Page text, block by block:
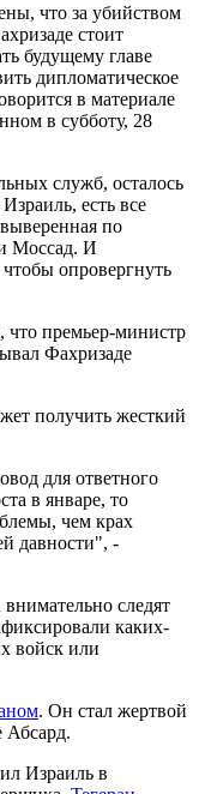
что за убийством
стоит
будущему главе
дипломатическое
в материале
в субботу, 28
служб, осталось
есть все
по
Моссад. И
чтобы опровергнуть
премьер-министр
Фахризаде
получить жесткий
для ответного
в январе, то
чем крах
давности", -
следят
каких-
войск или
. Он стал жертвой
Абсард.
Израиль в